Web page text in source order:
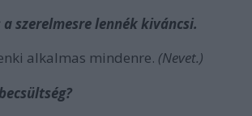
szerelmesre lennék kiváncsi.
alkalmas mindenre. (Nevet.)